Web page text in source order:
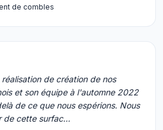
de combles
de création de nos
et son équipe à l'automne 2022
de ce que nous espérions. Nous
de cette surfac…